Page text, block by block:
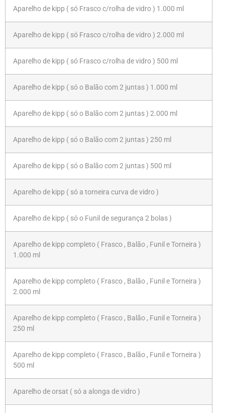
Aparelho de kipp ( só Frasco c/rolha de vidro ) 1.000 ml
Aparelho de kipp ( só Frasco c/rolha de vidro ) 2.000 ml
Aparelho de kipp ( só Frasco c/rolha de vidro ) 500 ml
Aparelho de kipp ( só o Balão com 2 juntas ) 1.000 ml
Aparelho de kipp ( só o Balão com 2 juntas ) 2.000 ml
Aparelho de kipp ( só o Balão com 2 juntas ) 250 ml
Aparelho de kipp ( só o Balão com 2 juntas ) 500 ml
Aparelho de kipp ( só a torneira curva de vidro )
Aparelho de kipp ( só o Funil de segurança 2 bolas )
Aparelho de kipp completo ( Frasco , Balão , Funil e Torneira )
1.000 ml
Aparelho de kipp completo ( Frasco , Balão , Funil e Torneira )
2.000 ml
Aparelho de kipp completo ( Frasco , Balão , Funil e Torneira )
250 ml
Aparelho de kipp completo ( Frasco , Balão , Funil e Torneira )
500 ml
Aparelho de orsat ( só a alonga de vidro )